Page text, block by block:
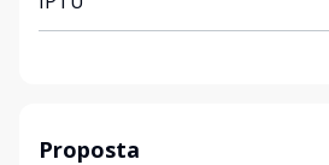
Proposta